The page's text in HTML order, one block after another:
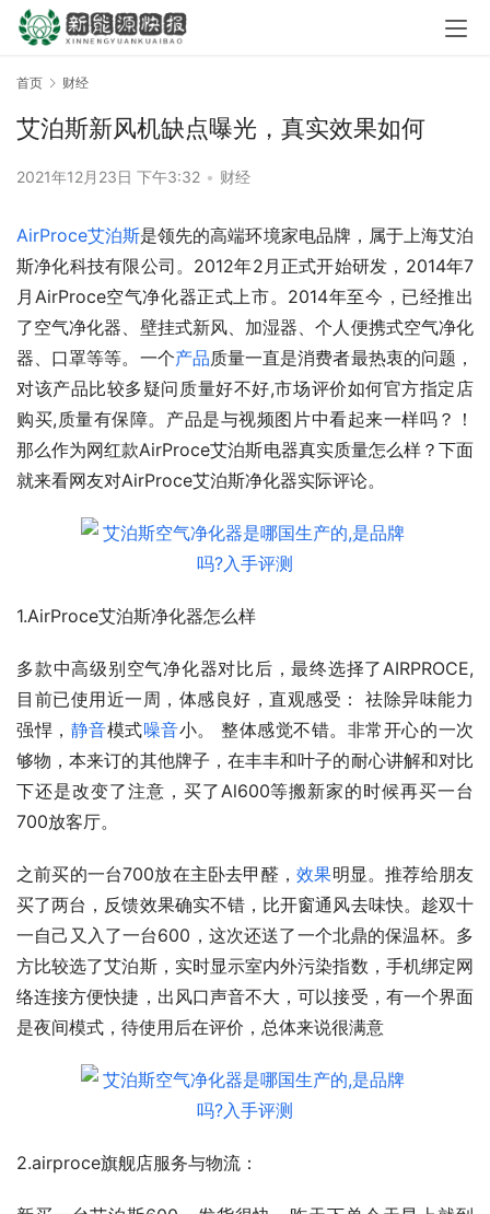
首页 财经
艾泊斯新风机缺点曝光，真实效果如何
2021年12月23日 下午3:32 • 财经
AirProce艾泊斯是领先的高端环境家电品牌，属于上海艾泊
斯净化科技有限公司。2012年2月正式开始研发，2014年7
月AirProce空气净化器正式上市。2014年至今，已经推出
了空气净化器、壁挂式新风、加湿器、个人便携式空气净化
器、口罩等等。一个产品质量一直是消费者最热衷的问题，
对该产品比较多疑问质量好不好,市场评价如何官方指定店
购买,质量有保障。产品是与视频图片中看起来一样吗？！
那么作为网红款AirProce艾泊斯电器真实质量怎么样？下面
就来看网友对AirProce艾泊斯净化器实际评论。
1.AirProce艾泊斯净化器怎么样
多款中高级别空气净化器对比后，最终选择了AIRPROCE,
目前已使用近一周，体感良好，直观感受： 祛除异味能力
强悍， 静音模式噪音小。 整体感觉不错。非常开心的一次
够物，本来订的其他牌子，在丰丰和叶子的耐心讲解和对比
下还是改变了注意，买了Al600等搬新家的时候再买一台
700放客厅。
之前买的一台700放在主卧去甲醛，效果明显。推荐给朋友
买了两台，反馈效果确实不错，比开窗通风去味快。趁双十
一自己又入了一台600，这次还送了一个北鼎的保温杯。多
方比较选了艾泊斯，实时显示室内外污染指数，手机绑定网
络连接方便快捷，出风口声音不大，可以接受，有一个界面
是夜间模式，待使用后在评价，总体来说很满意
2.airproce旗舰店服务与物流：